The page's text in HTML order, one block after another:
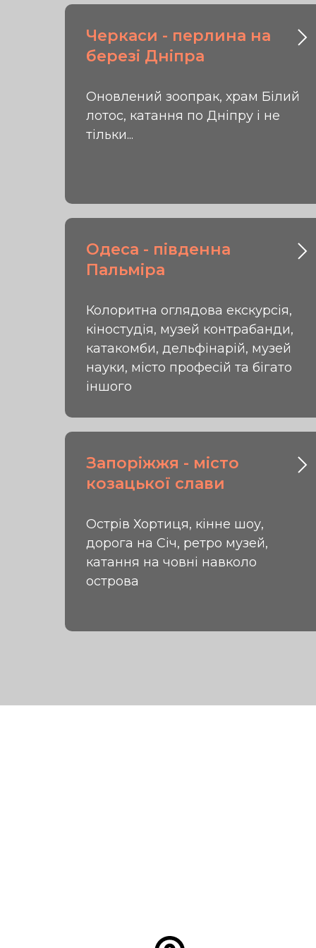
Черкаси - перлина на
березі Дніпра
Оновлений зоопрак, храм Білий
лотос, катання по Дніпру і не
тільки...
Одеса - південна
Пальміра
Колоритна оглядова екскурсія,
кіностудія, музей контрабанди,
катакомби, дельфінарій, музей
науки, місто професій та бігато
іншого
Запоріжжя - місто
козацької слави
Острів Хортиця, кінне шоу,
дорога на Січ, ретро музей,
катання на човні навколо
острова